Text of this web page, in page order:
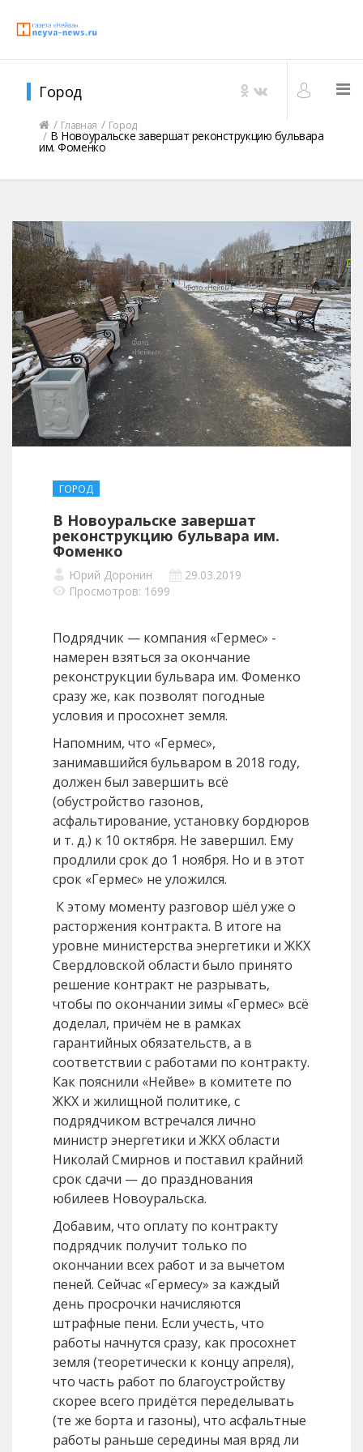
Город
Главная Город
В Новоуральске завершат реконструкцию бульвара
им. Фоменко
ГОРОД
В Новоуральске завершат
реконструкцию бульвара им.
Фоменко
Юрий Доронин
29.03.2019
Просмотров: 1699
Подрядчик — компания «Гермес» -
намерен взяться за окончание
реконструкции бульвара им. Фоменко
сразу же, как позволят погодные
условия и просохнет земля.
Напомним, что «Гермес»,
занимавшийся бульваром в 2018 году,
должен был завершить всё
(обустройство газонов,
асфальтирование, установку бордюров
и т. д.) к 10 октября. Не завершил. Ему
продлили срок до 1 ноября. Но и в этот
срок «Гермес» не уложился.
К этому моменту разговор шёл уже о
расторжения контракта. В итоге на
уровне министерства энергетики и ЖКХ
Свердловской области было принято
решение контракт не разрывать,
чтобы по окончании зимы «Гермес» всё
доделал, причём не в рамках
гарантийных обязательств, а в
соответствии с работами по контракту.
Как пояснили «Нейве» в комитете по
ЖКХ и жилищной политике, с
подрядчиком встречался лично
министр энергетики и ЖКХ области
Николай Смирнов и поставил крайний
срок сдачи — до празднования
юбилеев Новоуральска.
Добавим, что оплату по контракту
подрядчик получит только по
окончании всех работ и за вычетом
пеней. Сейчас «Гермесу» за каждый
день просрочки начисляются
штрафные пени. Если учесть, что
работы начнутся сразу, как просохнет
земля (теоретически к концу апреля),
что часть работ по благоустройству
скорее всего придётся переделывать
(те же борта и газоны), что асфальтные
работы раньше середины мая вряд ли